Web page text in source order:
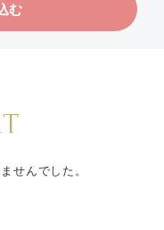
む
せんでした。